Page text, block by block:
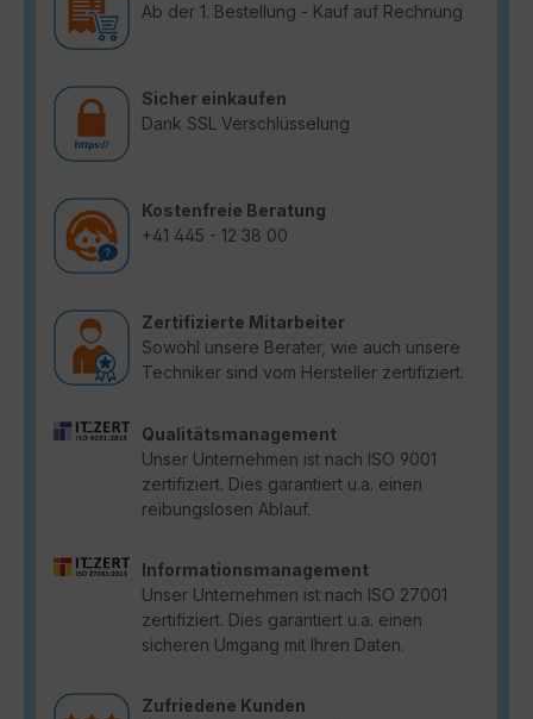
Ab der 1. Bestellung - Kauf auf Rechnung
Sicher einkaufen
Dank SSL Verschlüsselung
Kostenfreie Beratung
+41 445 - 12 38 00
Zertifizierte Mitarbeiter
Sowohl unsere Berater, wie auch unsere
Techniker sind vom Hersteller zertifiziert.
Qualitätsmanagement
Unser Unternehmen ist nach ISO 9001
zertifiziert. Dies garantiert u.a. einen
reibungslosen Ablauf.
Informationsmanagement
Unser Unternehmen ist nach ISO 27001
zertifiziert. Dies garantiert u.a. einen
sicheren Umgang mit Ihren Daten.
Zufriedene Kunden